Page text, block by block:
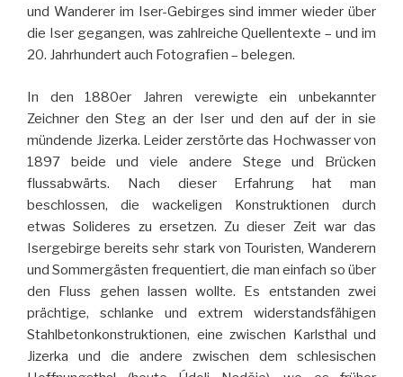
und Wanderer im Iser-Gebirges sind immer wieder über
die Iser gegangen, was zahlreiche Quellentexte – und im
20. Jahrhundert auch Fotografien – belegen.
In den 1880er Jahren verewigte ein unbekannter
Zeichner den Steg an der Iser und den auf der in sie
mündende Jizerka. Leider zerstörte das Hochwasser von
1897 beide und viele andere Stege und Brücken
flussabwärts. Nach dieser Erfahrung hat man
beschlossen, die wackeligen Konstruktionen durch
etwas Solideres zu ersetzen. Zu dieser Zeit war das
Isergebirge bereits sehr stark von Touristen, Wanderern
und Sommergästen frequentiert, die man einfach so über
den Fluss gehen lassen wollte. Es entstanden zwei
prächtige, schlanke und extrem widerstandsfähigen
Stahlbetonkonstruktionen, eine zwischen Karlsthal und
Jizerka und die andere zwischen dem schlesischen